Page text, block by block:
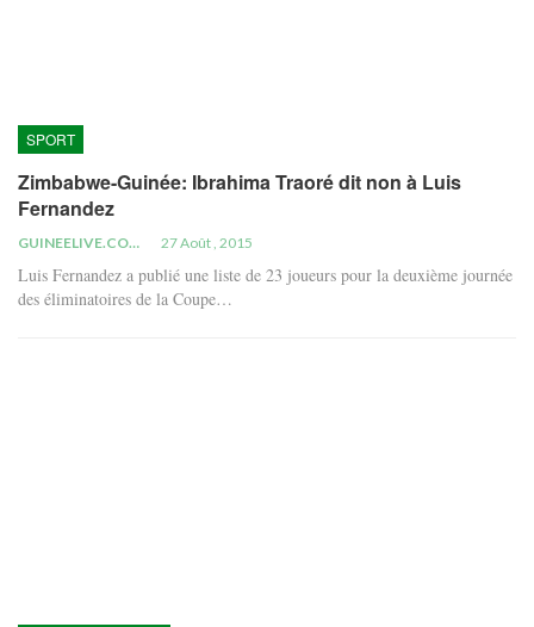
SPORT
Zimbabwe-Guinée: Ibrahima Traoré dit non à Luis
Fernandez
GUINEELIVE.COM 27 Août , 2015
Luis Fernandez a publié une liste de 23 joueurs pour la deuxième journée
des éliminatoires de la Coupe…